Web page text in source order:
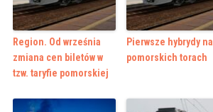
Region. Od września
zmiana cen biletów w
tzw. taryfie pomorskiej
Pierwsze hybrydy na
pomorskich torach